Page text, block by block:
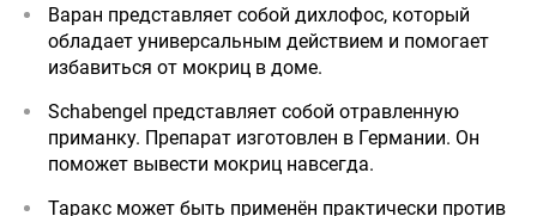
Варан представляет собой дихлофос, который
обладает универсальным действием и помогает
избавиться от мокриц в доме.
Schabengel представляет собой отравленную
приманку. Препарат изготовлен в Германии. Он
поможет вывести мокриц навсегда.
Таракс может быть применён практически против